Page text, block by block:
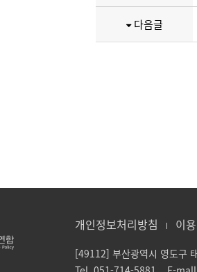
다음글
개인정보처리방침 이
[49112] 부산광역시 영도구